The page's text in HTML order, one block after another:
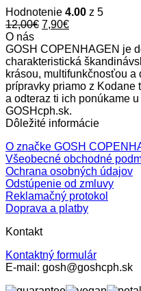
Hodnotenie 4.00 z 5
12,00€ Original
was:
12,00€.
7,90€Current
is:
7,90€.
O nás
GOSH COPENHAGEN je
charakteristická
krásou, multifunkčnosťou a
prípravky priamo z Kodane
a odteraz ti ich ponúkame
GOSHcph.sk.
Dôležité informácie
O značke GOSH
Všeobecné obchodné
Ochrana osobných údajov
Odstúpenie od zmluvy
Reklamačný protokol
Doprava a platby
Kontakt
Kontaktný formulár
E-mail: gosh@goshcph.sk